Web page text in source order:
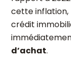
cette inflation,
crédit
d’achat.